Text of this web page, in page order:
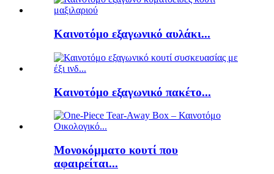
Καινοτόμο εξαγωνικό αυλάκι...
Καινοτόμο εξαγωνικό πακέτο...
Μονοκόμματο κουτί που
αφαιρείται...